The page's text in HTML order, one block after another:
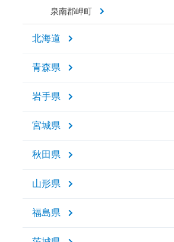
泉南郡岬町
北海道
青森県
岩手県
宮城県
秋田県
山形県
福島県